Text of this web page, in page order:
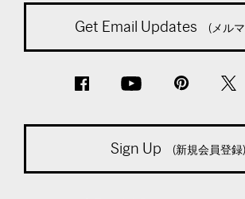
Get Email Updates (メル
Sign Up (新規会員登録)